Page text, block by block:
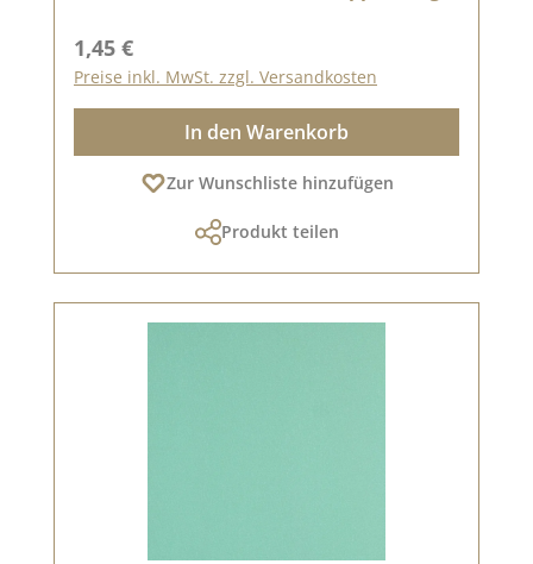
Regulärer Preis:
1,45 €
Preise inkl. MwSt. zzgl. Versandkosten
In den Warenkorb
Zur Wunschliste hinzufügen
Produkt teilen